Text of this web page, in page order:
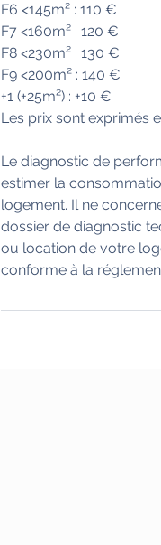
F6 <145m² : 110 €
F7 <160m² : 120 €
F8 <230m² : 130 €
F9 <200m² : 140 €
+1 (+25m²) : +10 €
Les prix sont exprimés
Le diagnostic de
estimer la
logement. Il ne
dossier de diagnostic
ou location de votre
conforme à la